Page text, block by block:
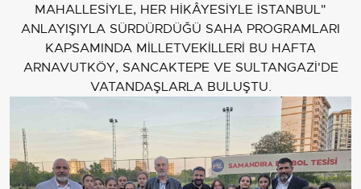
MAHALLESİYLE, HER HİKÂYESİYLE İSTANBUL"
ANLAYIŞIYLA SÜRDÜRDÜĞÜ SAHA PROGRAMLARI
KAPSAMINDA MİLLETVEKİLLERİ BU HAFTA
ARNAVUTKÖY, SANCAKTEPE VE SULTANGAZİ'DE
VATANDAŞLARLA BULUŞTU.